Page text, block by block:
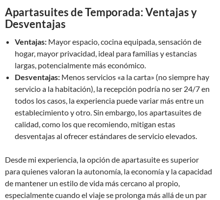
Apartasuites de Temporada: Ventajas y
Desventajas
Ventajas: Mayor espacio, cocina equipada, sensación de
hogar, mayor privacidad, ideal para familias y estancias
largas, potencialmente más económico.
Desventajas: Menos servicios «a la carta» (no siempre hay
servicio a la habitación), la recepción podría no ser 24/7 en
todos los casos, la experiencia puede variar más entre un
establecimiento y otro. Sin embargo, los apartasuites de
calidad, como los que recomiendo, mitigan estas
desventajas al ofrecer estándares de servicio elevados.
Desde mi experiencia, la opción de apartasuite es superior
para quienes valoran la autonomía, la economía y la capacidad
de mantener un estilo de vida más cercano al propio,
especialmente cuando el viaje se prolonga más allá de un par